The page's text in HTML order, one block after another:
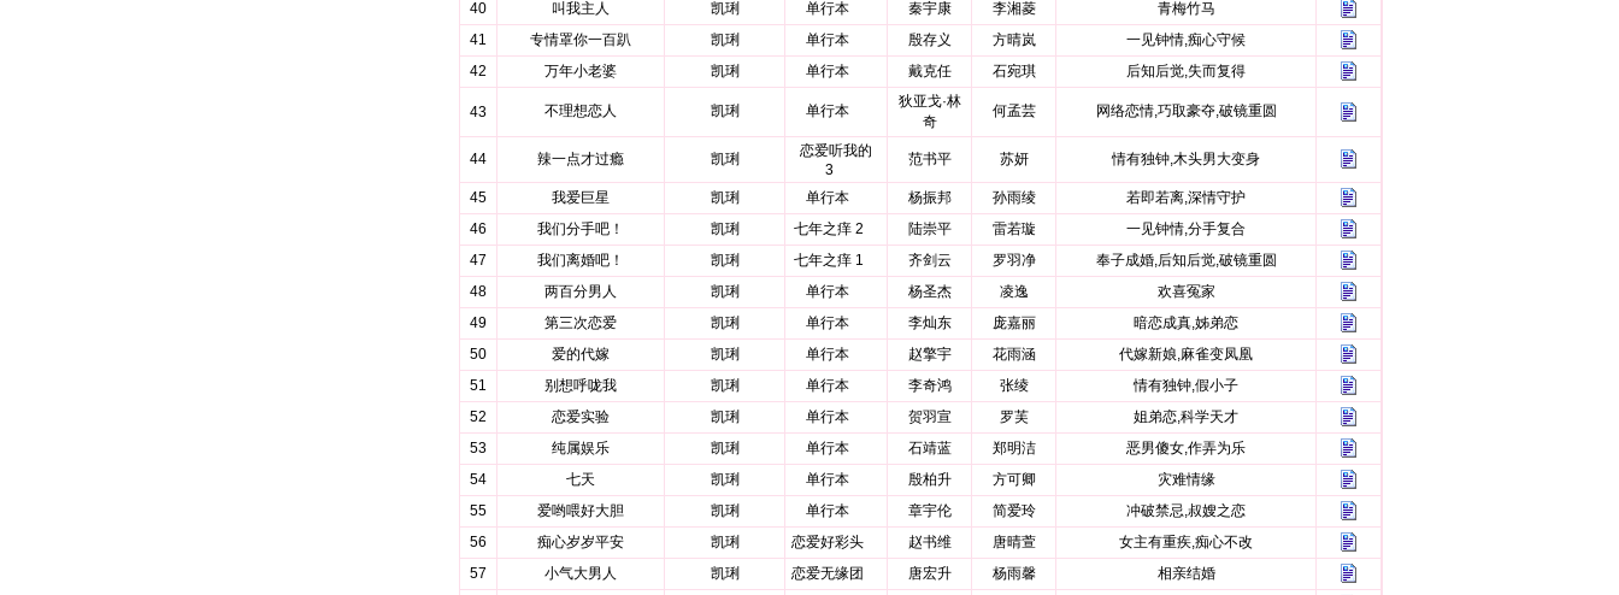
40
叫我主人 凯琍 单行本 秦宇康 李湘菱
青梅竹马
41
专情罩你一百趴 凯琍 单行本 殷存义 方晴岚
一见钟情,痴心守候
42
万年小老婆 凯琍 单行本 戴克任 石宛琪 后知后觉,失而复得
43 不理想恋人 凯琍 单行本
狄亚戈·林
奇
何孟芸 网络恋情,巧取豪夺,破镜重圆
44 辣一点才过瘾 凯琍
恋爱听我的
3
范书平 苏妍 情有独钟,木头男大变身
45 我爱巨星 凯琍 单行本 杨振邦 孙雨绫
若即若离,深情守护
46
我们分手吧！ 凯琍 七年之痒 2 陆崇平 雷若璇
一见钟情,分手复合
47
我们离婚吧！ 凯琍 七年之痒 1 齐剑云 罗羽净
奉子成婚,后知后觉,破镜重圆
48
两百分男人 凯琍 单行本 杨圣杰 凌逸
欢喜冤家
49
第三次恋爱 凯琍 单行本 李灿东 庞嘉丽
暗恋成真,姊弟恋
50
爱的代嫁 凯琍 单行本 赵擎宇 花雨涵
代嫁新娘,麻雀变凤凰
51
别想呼咙我 凯琍 单行本 李奇鸿 张绫
情有独钟,假小子
52
恋爱实验 凯琍 单行本 贺羽宣 罗芙
姐弟恋,科学天才
53
纯属娱乐 凯琍 单行本 石靖蓝 郑明洁
恶男傻女,作弄为乐
54
七天 凯琍 单行本 殷柏升 方可卿
灾难情缘
55
爱哟喂好大胆 凯琍 单行本 章宇伦 简爱玲
冲破禁忌,叔嫂之恋
56
痴心岁岁平安 凯琍 恋爱好彩头 赵书维 唐晴萱
女主有重疾,痴心不改
57
小气大男人 凯琍 恋爱无缘团 唐宏升 杨雨馨
相亲结婚